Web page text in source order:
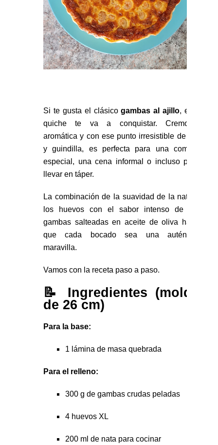
Si te gusta el clásicogambas al ajillo, esta
quiche te va a conquistar. Cremosa,
aromática y con ese punto irresistible de ajo
y guindilla, es perfecta para una comida
especial, una cena informal o incluso para
llevar en táper.
La combinación de la suavidad de la nata y
los huevos con el sabor intenso de las
gambas salteadas en aceite de oliva hace
que cada bocado sea una auténtica
maravilla.
Vamos con la receta paso a paso.
📝 Ingredientes (molde
de 26 cm)
Para la base:
1 lámina de masa quebrada
Para el relleno:
300 g de gambas crudas peladas
4 huevos XL
200 ml de nata para cocinar